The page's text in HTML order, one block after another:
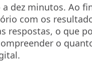
dez minutos. Ao
com os
respostas, o que
o